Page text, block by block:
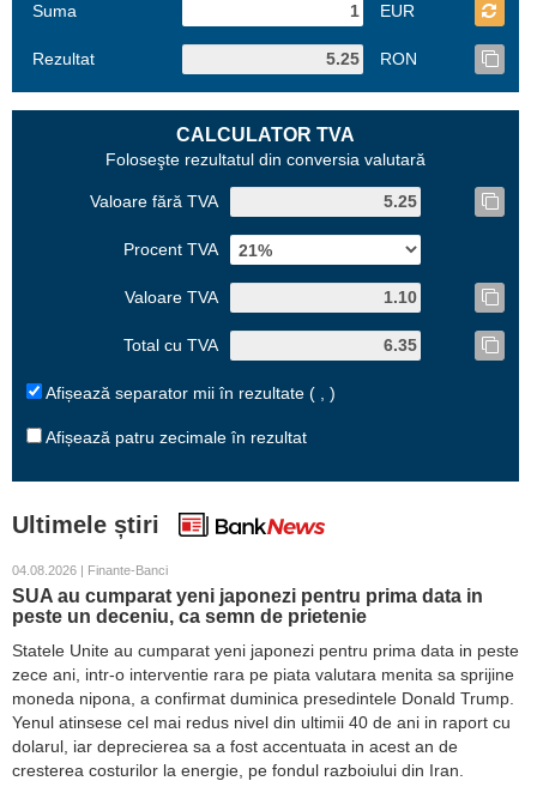
Suma EUR
Rezultat RON
CALCULATOR TVA
Foloseşte rezultatul din conversia valutară
Valoare fără TVA
Procent TVA
Valoare TVA
Total cu TVA
Afișează separator mii în rezultate ( , )
Afișează patru zecimale în rezultat
Ultimele știri
04.08.2026 | Finante-Banci
SUA au cumparat yeni japonezi pentru prima data in
peste un deceniu, ca semn de prietenie
Statele Unite au cumparat yeni japonezi pentru prima data in peste
zece ani, intr-o interventie rara pe piata valutara menita sa sprijine
moneda nipona, a confirmat duminica presedintele Donald Trump.
Yenul atinsese cel mai redus nivel din ultimii 40 de ani in raport cu
dolarul, iar deprecierea sa a fost accentuata in acest an de
cresterea costurilor la energie, pe fondul razboiului din Iran.